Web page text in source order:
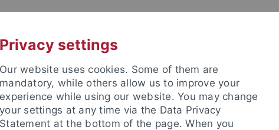
Fakultät
Privacy settings
Our website uses cookies. Some of them are
mandatory, while others allow us to improve your
experience while using our website. You may change
your settings at any time via the Data Privacy
Statement at the bottom of the page. When you